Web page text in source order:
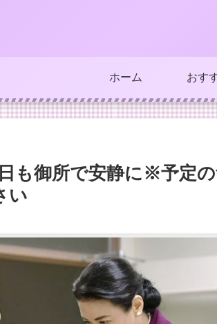
ホーム おす
も御所で安静に※予定の
い